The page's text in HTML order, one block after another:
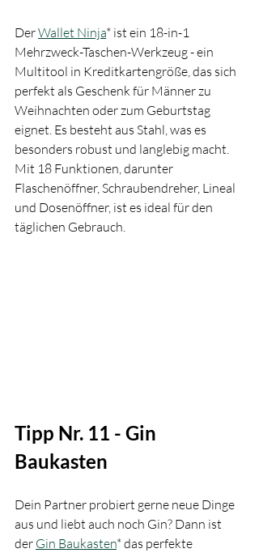
Der Wallet Ninja* ist ein 18-in-1
Mehrzweck-Taschen-Werkzeug - ein
Multitool in Kreditkartengröße, das sich
perfekt als Geschenk für Männer zu
Weihnachten oder zum Geburtstag
eignet. Es besteht aus Stahl, was es
besonders robust und langlebig macht.
Mit 18 Funktionen, darunter
Flaschenöffner, Schraubendreher, Lineal
und Dosenöffner, ist es ideal für den
täglichen Gebrauch.
Tipp Nr. 11 - Gin
Baukasten
Dein Partner probiert gerne neue Dinge
aus und liebt auch noch Gin? Dann ist
der Gin Baukasten* das perfekte